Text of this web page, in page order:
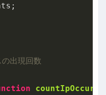
出現回数